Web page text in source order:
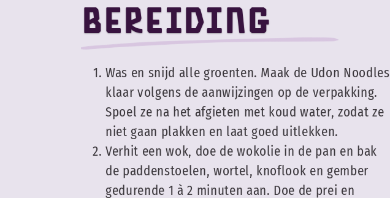
Bereiding
Was en snijd alle groenten. Maak de Udon Noodles
klaar volgens de aanwijzingen op de verpakking.
Spoel ze na het afgieten met koud water, zodat ze
niet gaan plakken en laat goed uitlekken.
Verhit een wok, doe de wokolie in de pan en bak
de paddenstoelen, wortel, knoflook en gember
gedurende 1 à 2 minuten aan. Doe de prei en